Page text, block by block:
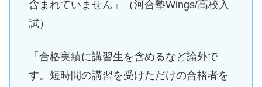
含まれていません」（河合塾Wings/高校入
試）
「合格実績に講習生を含めるなど論外で
す。短時間の講習を受けただけの合格者を